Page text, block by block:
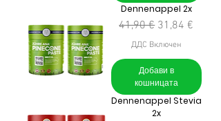
Dennenappel 2x
Редовна цена
41,90 € Продажна
31,84 €
ДДС Включен
Добави в
кошницата
Dennenappel Stevia
2x